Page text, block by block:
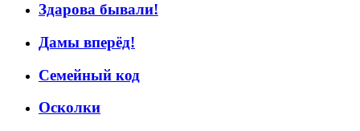
Здарова бывали!
Дамы вперёд!
Семейный код
Осколки